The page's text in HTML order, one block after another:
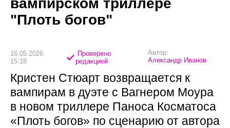
вампирском триллере
"Плоть богов"
16.05.2026
15:18
Проверено
редакцией
Автор:
Александр Иванов
Кристен Стюарт возвращается к
вампирам в дуэте с Вагнером Моура
в новом триллере Паноса Косматоса
«Плоть богов» по сценарию от автора